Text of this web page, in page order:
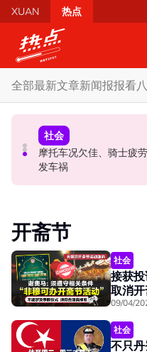
Skip to main content
XUAN 热点
全部最新文章新闻报报看
政治
柔森州
财经
SST成华商远离希盟因素？ 阿末马斯兰：华裔商
GST机制
社会
摩托车况欠佳、骑士疲劳肇祸 RXZ主办方否认
发车祸
开斋节
社会
接获投诉
取消
09/04/
社会
不只